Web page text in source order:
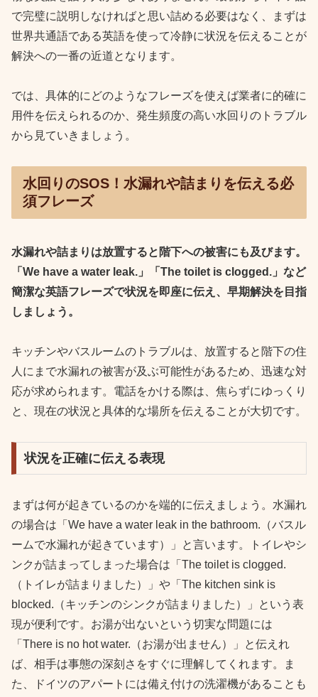
で完璧に説明しなければと思い詰める必要はなく、まずは
世界共通語である英語を使って冷静に状況を伝えることが
解決への一番の近道となります。
では、具体的にどのようなフレーズを使えば業者に的確に
用件を伝えられるのか、発生頻度の高い水回りのトラブル
から見ていきましょう。
水回りのSOS！水漏れや詰まりを伝える必
須フレーズ
水漏れや詰まりは放置すると階下への被害にも及びます。
「We have a water leak.」「The toilet is clogged.」など
簡潔な英語フレーズで状況を即座に伝え、早期解決を目指
しましょう。
キッチンやバスルームのトラブルは、放置すると階下の住
人にまで水漏れの被害が及ぶ可能性があるため、迅速な対
応が求められます。電話をかける際は、焦らずにゆっくり
と、現在の状況と具体的な場所を伝えることが大切です。
状況を正確に伝える表現
まずは何が起きているのかを端的に伝えましょう。水漏れ
の場合は「We have a water leak in the bathroom.（バスル
ームで水漏れが起きています）」と言います。トイレやシ
ンクが詰まってしまった場合は「The toilet is clogged.
（トイレが詰まりました）」や「The kitchen sink is
blocked.（キッチンのシンクが詰まりました）」という表
現が便利です。お湯が出ないという切実な問題には
「There is no hot water.（お湯が出ません）」と伝えれ
ば、相手は事態の深刻さをすぐに理解してくれます。ま
た、ドイツのアパートには備え付けの洗濯機があることも